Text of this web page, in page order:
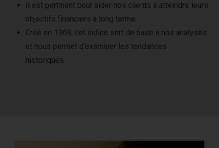
Il est pertinent pour aider nos clients à atteindre leurs
objectifs financiers à long terme.
Créé en 1969, cet indice sert de base à nos analyses
et nous permet d’examiner les tendances
historiques.